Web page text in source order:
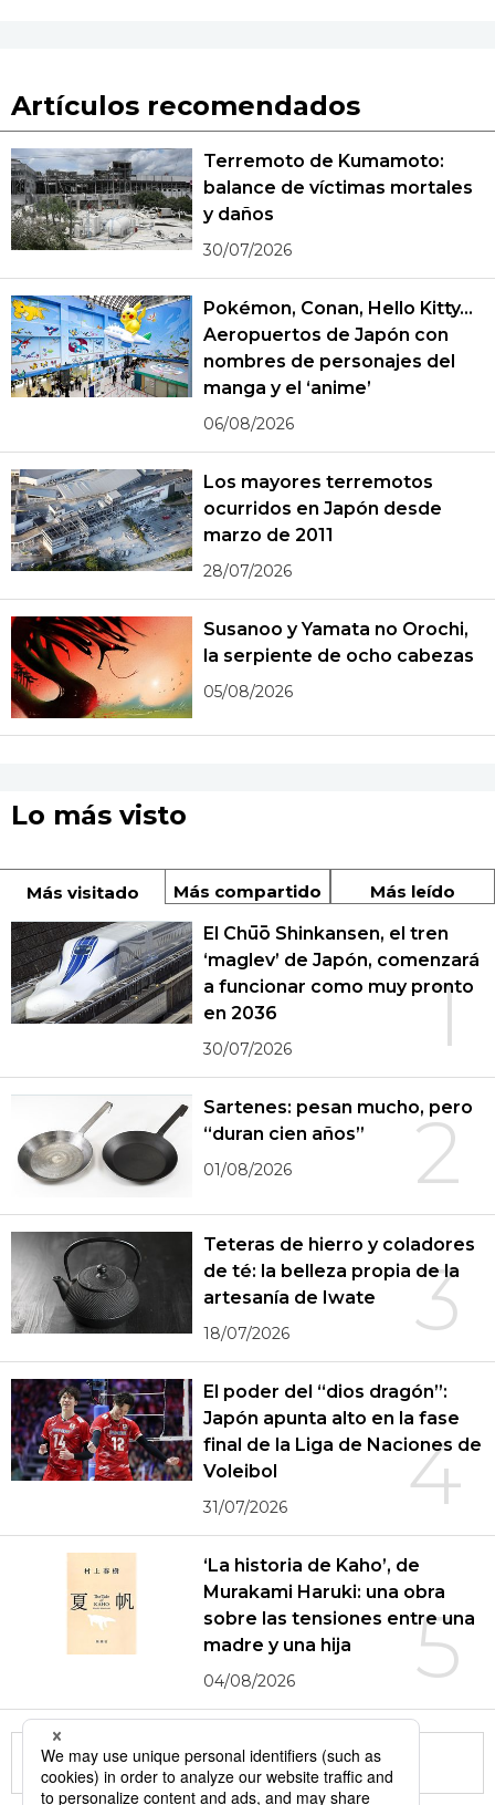
Artículos recomendados
Terremoto de Kumamoto:
balance de víctimas mortales
y daños
30/07/2026
Pokémon, Conan, Hello Kitty...
Aeropuertos de Japón con
nombres de personajes del
manga y el ‘anime’
06/08/2026
Los mayores terremotos
ocurridos en Japón desde
marzo de 2011
28/07/2026
Susanoo y Yamata no Orochi,
la serpiente de ocho cabezas
05/08/2026
Lo más visto
Más visitado Más compartido Más leído
1
El Chūō Shinkansen, el tren
‘maglev’ de Japón, comenzará
a funcionar como muy pronto
en 2036
30/07/2026
2
Sartenes: pesan mucho, pero
“duran cien años”
01/08/2026
3
Teteras de hierro y coladores
de té: la belleza propia de la
artesanía de Iwate
18/07/2026
4
El poder del “dios dragón”:
Japón apunta alto en la fase
final de la Liga de Naciones de
Voleibol
31/07/2026
5
‘La historia de Kaho’, de
Murakami Haruki: una obra
sobre las tensiones entre una
madre y una hija
04/08/2026
More in this series